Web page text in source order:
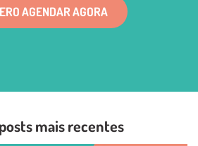
AGENDAR AGORA
mais recentes